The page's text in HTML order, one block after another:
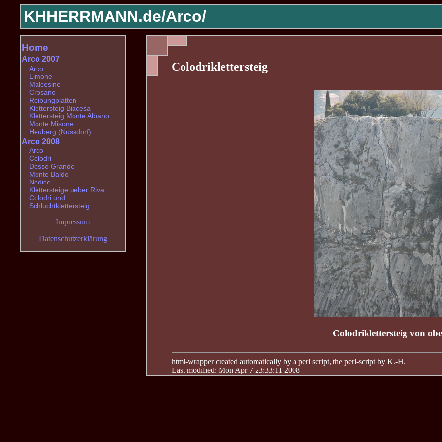
KHHERRMANN.de/Arco/
Colodriklettersteig
Colodriklettersteig von
html-wrapper created automatically by a perl script, the perl-script by K.-H.
Last modified: Mon Apr 7 23:33:11 2008
Home
Arco 2007
Arco
Limone
Malcesine
Crosano
Reibungplatten
Klettersteig Biacesa
Klettersteig Monte Albano
Monte Misone
Heuberg (Nussdorf)
Arco 2008
Arco
Colodri
Dosso Grande
Monte Baldo
Nodice
Klettersteige ueber Riva
Colodri und
Schluchtklettersteig
Impressum
Datenschutzerklärung